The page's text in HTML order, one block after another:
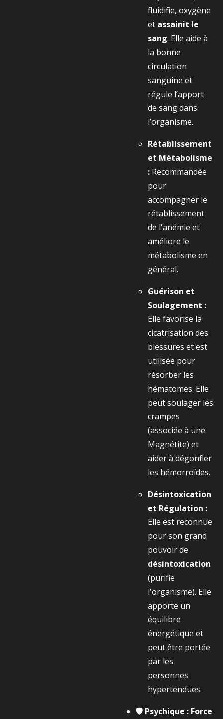
fluidifie, oxygène
et assainit le
sang. Elle aide à
la bonne
circulation
sanguine et
régule l’apport
de sang dans
l’organisme.
Rétablissement
et Métabolisme
: Recommandée
pour
accompagner le
rétablissement
de l'anémie et
améliore le
métabolisme en
général.
Guérison et
Soulagement :
Elle favorise la
cicatrisation des
blessures et est
utilisée pour
résorber les
hématomes. Elle
peut soulager les
crampes
(associée à une
Magnétite) et
aider à dégonfler
les hémorroïdes.
Désintoxication
et Régulation :
Elle est reconnue
pour son grand
pouvoir de
désintoxication
(purifie
l'organisme). Elle
apporte un
équilibre
énergétique et
peut être portée
par les
personnes
hypertendues.
🛡️ Psychique : Force